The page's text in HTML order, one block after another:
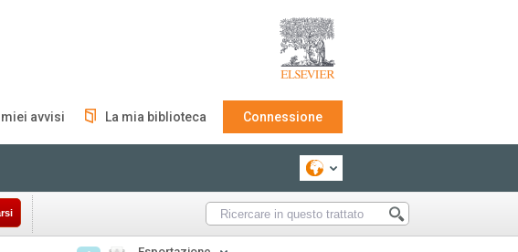
I miei avvisi La mia biblioteca Connessione